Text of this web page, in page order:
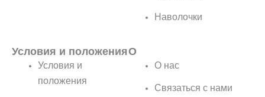
Наволочки
Условия и положения
Условия и
положения
О
О нас
Связаться с нами